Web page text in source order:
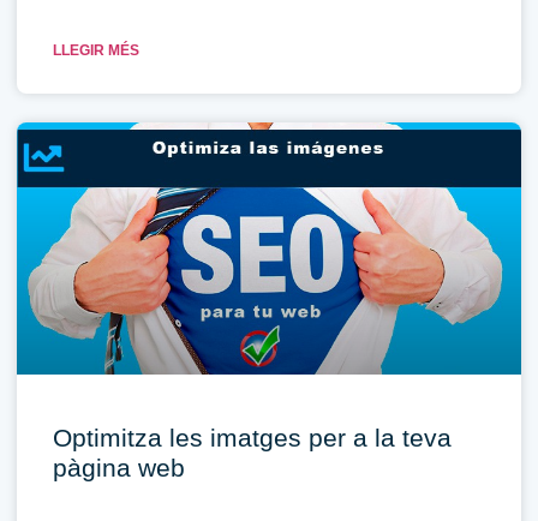
LLEGIR MÉS
Optimitza les imatges per a la teva
pàgina web